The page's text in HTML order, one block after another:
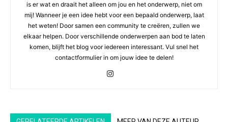
is er wat en draait het alleen om jou en het onderwerp, niet om
mij! Wanneer je een idee hebt voor een bepaald onderwerp, laat
het weten! Door samen een community te creëren, zullen we
elkaar helpen. Door verschillende onderwerpen aan bod te laten
komen, blijft het blog voor iedereen interessant. Vul snel het
contactformulier in om jouw idee te delen!